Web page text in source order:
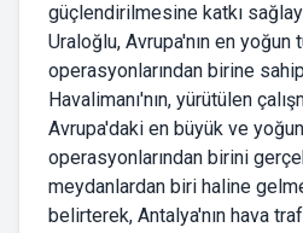
güçlendirilmesine katkı
Uraloğlu, Avrupa'nın en
operasyonlarından birine
Havalimanı'nın, yürütülen
Avrupa'daki en büyük ve
operasyonlarından birini
meydanlardan biri haline
belirterek, Antalya'nın hava